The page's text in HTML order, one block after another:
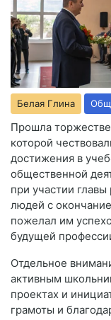
Белая Глина
Прошла
которой
достижения в
общественной
при участии
людей с
пожелал им
будущей
Отдельное
активным
проектах и
грамоты и